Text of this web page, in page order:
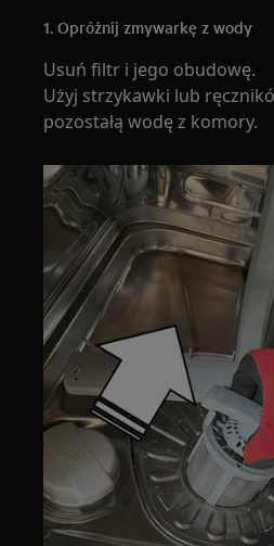
1. Opróżnij zmywarkę z wody
Usuń filtr i jego obudowę.
Użyj strzykawki lub
pozostałą wodę z komory.